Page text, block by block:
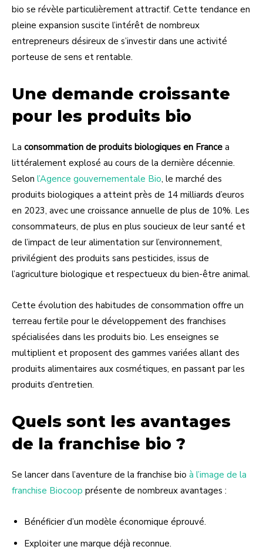
bio se révèle particulièrement attractif. Cette tendance en
pleine expansion suscite l’intérêt de nombreux
entrepreneurs désireux de s’investir dans une activité
porteuse de sens et rentable.
Une demande croissante
pour les produits bio
La consommation de produits biologiques en France a
littéralement explosé au cours de la dernière décennie.
Selon l’Agence gouvernementale Bio, le marché des
produits biologiques a atteint près de 14 milliards d’euros
en 2023, avec une croissance annuelle de plus de 10%. Les
consommateurs, de plus en plus soucieux de leur santé et
de l’impact de leur alimentation sur l’environnement,
privilégient des produits sans pesticides, issus de
l’agriculture biologique et respectueux du bien-être animal.
Cette évolution des habitudes de consommation offre un
terreau fertile pour le développement des franchises
spécialisées dans les produits bio. Les enseignes se
multiplient et proposent des gammes variées allant des
produits alimentaires aux cosmétiques, en passant par les
produits d’entretien.
Quels sont les avantages
de la franchise bio ?
Se lancer dans l’aventure de la franchise bio à l’image de la
franchise Biocoop présente de nombreux avantages :
Bénéficier d’un modèle économique éprouvé.
Exploiter une marque déjà reconnue.